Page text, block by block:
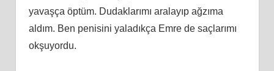
yavaşça öptüm. Dudaklarımı aralayıp ağzıma
aldım. Ben penisini yaladıkça Emre de saçlarımı
okşuyordu.